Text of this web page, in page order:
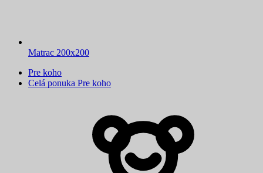
Matrac 200x200
Pre koho
Celá ponuka Pre koho